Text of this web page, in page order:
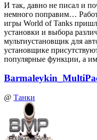
И так, давно не писал и
немного поправим…
игры World of Tanks
установки и выбора
мультиустановщик для
установщике
популярные функции, а
@ Танки